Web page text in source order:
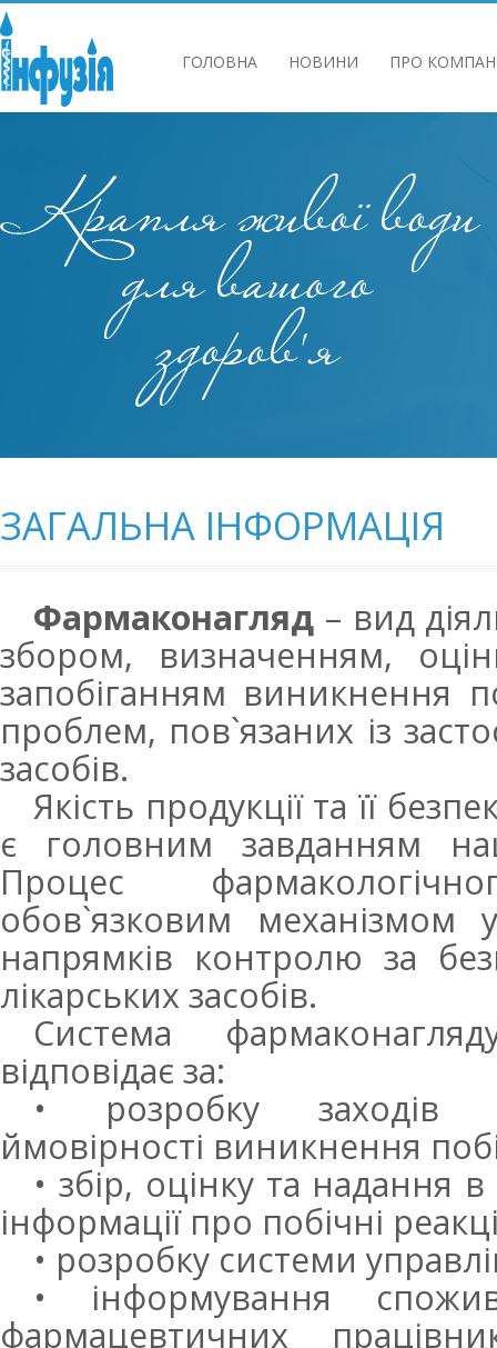
ГОЛОВНА НОВИНИ ПРО
ІНФОРМАЦІЯ ДЛЯ АКЦІОНЕРІВ ТА
ЗАГАЛЬНА ІНФОРМАЦІЯ
Фармаконагляд – вид
збором, визначенням,
запобіганням виникнення
проблем, пов`язаних із
засобів.
Якість продукції та її
є головним завданням
Процес
обов`язковим
напрямків контролю за
лікарських засобів.
Система
відповідає за:
• розробку заходів
ймовірності виникнення
• збір, оцінку та надання
інформації про побічні
• розробку системи
• інформування
фармацевтичних